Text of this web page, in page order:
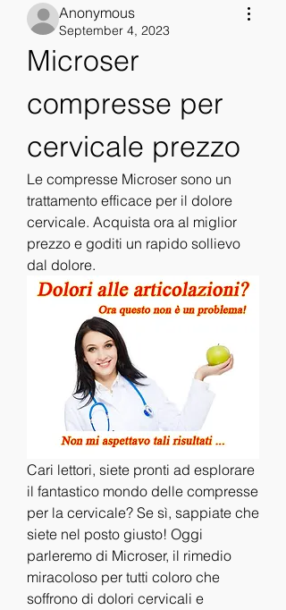
Anonymous
September 4, 2023
Microser
compresse per
cervicale prezzo
Le compresse Microser sono un
trattamento efficace per il dolore
cervicale. Acquista ora al miglior
prezzo e goditi un rapido sollievo
dal dolore.
Cari lettori, siete pronti ad esplorare
il fantastico mondo delle compresse
per la cervicale? Se sì, sappiate che
siete nel posto giusto! Oggi
parleremo di Microser, il rimedio
miracoloso per tutti coloro che
soffrono di dolori cervicali e